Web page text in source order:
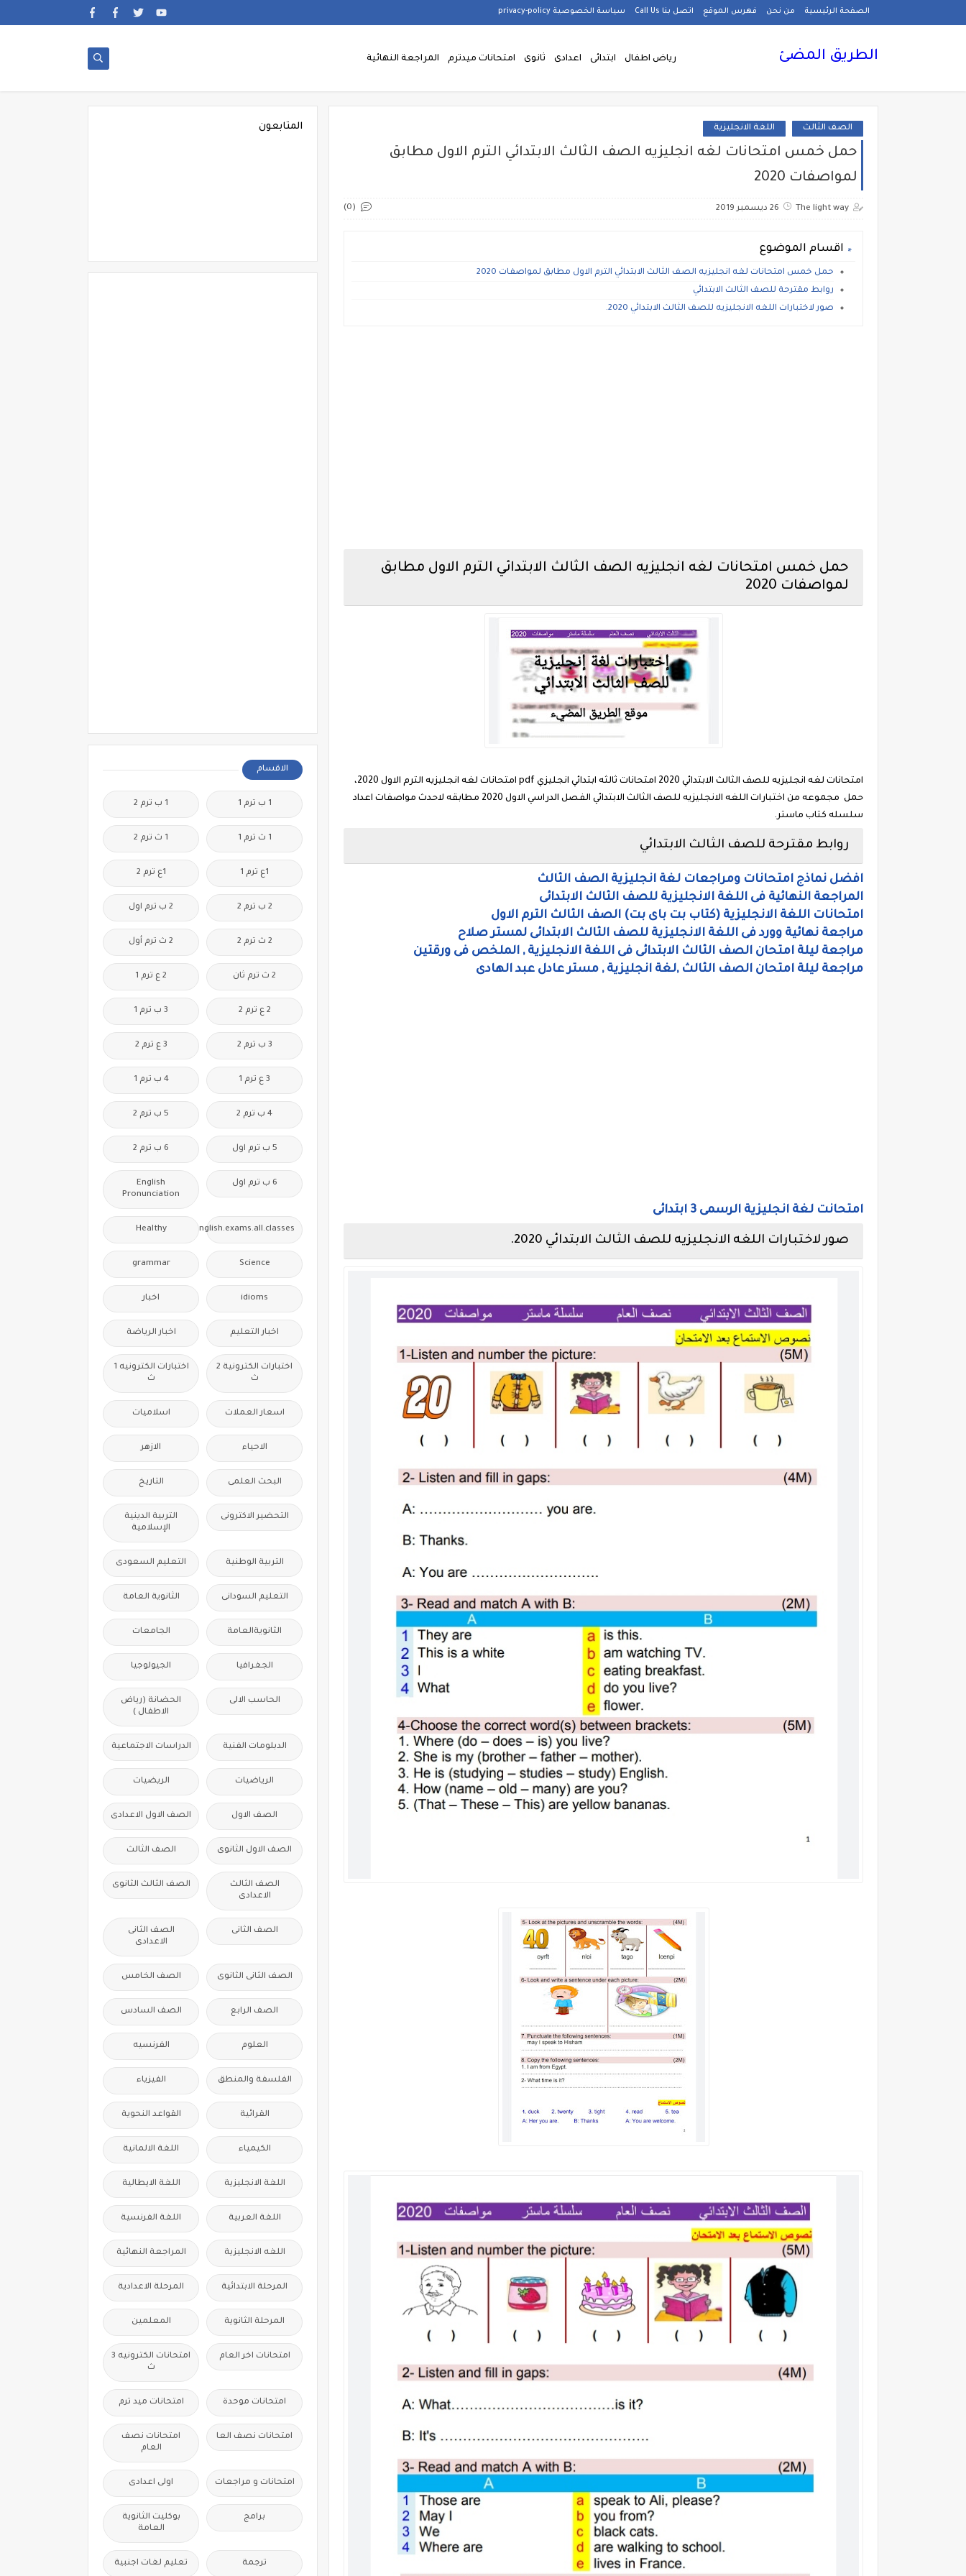
الصفحة الرئيسية من نحن فهرس الموقع اتصل بنا Call Us سياسة الخصوصية privacy-policy
الطريق المضئ رياض اطفال ابتدائى اعدادى ثانوى امتحانات ميدترم المراجعة النهائية
الصف الثالث اللغة الانجليزية
حمل خمس امتحانات لغه انجليزيه الصف الثالث الابتدائي الترم الاول مطابق
لمواصفات 2020
The light way 26 ديسمبر 2019 (0)
اقسام الموضوع
حمل خمس امتحانات لغه انجليزيه الصف الثالث الابتدائي الترم الاول مطابق لمواصفات 2020
روابط مقترحة للصف الثالث الابتدائي
صور لاختبارات اللغه الانجليزيه للصف الثالث الابتدائي 2020.
حمل خمس امتحانات لغه انجليزيه الصف الثالث الابتدائي الترم الاول مطابق
لمواصفات 2020
امتحانات لغه انجليزيه للصف الثالث الابتدائي 2020 امتحانات ثالثه ابتدائي انجليزي pdf امتحانات لغه انجليزيه الترم الاول 2020،
حمل مجموعه من اختبارات اللغه الانجليزيه للصف الثالث الابتدائي الفصل الدراسي الاول 2020 مطابقه لاحدث مواصفات اعداد
سلسله كتاب ماستر.
روابط مقترحة للصف الثالث الابتدائي
افضل نماذج امتحانات ومراجعات لغة انجليزية الصف الثالث
المراجعة النهائية فى اللغة الانجليزية للصف الثالث الابتدائى
امتحانات اللغة الانجليزية (كتاب بت باى بت) الصف الثالث الترم الاول
مراجعة نهائية وورد فى اللغة الانجليزية للصف الثالث الابتدائى لمستر صلاح
مراجعة ليلة امتحان الصف الثالث الابتدائى فى اللغة الانجليزية , الملخص فى ورقتين
مراجعة ليلة امتحان الصف الثالث ,لغة انجليزية , مستر عادل عبد الهادى
امتحانت لغة انجليزية الرسمى 3 ابتدائى
صور لاختبارات اللغه الانجليزيه للصف الثالث الابتدائي 2020.
المتابعون
الاقسام
1 ب ترم 1 1 ب ترم 2
1 ث ترم 1 1 ث ترم 2
1ع ترم 1 1ع ترم 2
2 ب ترم 2 2 ب ترم اول
2 ث ترم 2 2 ث ترم أول
2 ث ترم ثان 2 ع ترم 1
2 ع ترم 2 3 ب ترم 1
3 ب ترم 2 3 ع ترم 2
3 ع ترم 1 4 ب ترم 1
4 ب ترم 2 5 ب ترم 2
5 ب ترم اول 6 ب ترم 2
6 ب ترم اول
English
Pronunciation
Free.English.exams.all.classes
Healthy
Science
grammar
idioms اخبار
اخبار التعليم اخبار الرياضة
اختبارات الكترونية 2
ث
اختبارات الكترونيه 1
ث
اسعار العملات اسلاميات
الاحياء الازهر
البحث العلمى التاريخ
التحضير الاكترونى
التربية الدينية
الإسلامية
التربية الوطنية التعليم السعودى
التعليم السودانى الثانوية العامة
الثانويةالعامة الجامعات
الجغرافيا الجيولوجيا
الحاسب الالى
الحضانة (رياض
الاطفال )
الدبلومات الفنية الدراسات الاجتماعية
الرياضيات الريضيات
الصف الاول الصف الاول الاعدادى
الصف الاول الثانوى الصف الثالث
الصف الثالث
الاعدادى
الصف الثالث الثانوى
الصف الثانى
الصف الثانى
الاعدادى
الصف الثانى الثانوى الصف الخامس
الصف الرابع الصف السادس
العلوم الفرنسيه
الفلسفة والمنطق الفيزياء
القرائية القواعد النحوية
الكيمياء اللغة الالمانية
اللغة الانجليزية اللغة الايطالية
اللغة العربية اللغة الفرنسية
اللغه الانجليزية المراجعة النهائية
المرحلة الابتدائية المرحلة الاعدادية
المرحلة الثانوية المعلمين
امتحانات اخر العام
امتحانات الكترونيه 3
ث
امتحانات موحدة امتحانات ميد ترم
امتحانات نصف العا
امتحانات نصف
العام
امتحانات و مراجعات اولى اعدادى
برامج
بوكليت الثانوية
العامة
ترجمة تعليم لغات اجنبية